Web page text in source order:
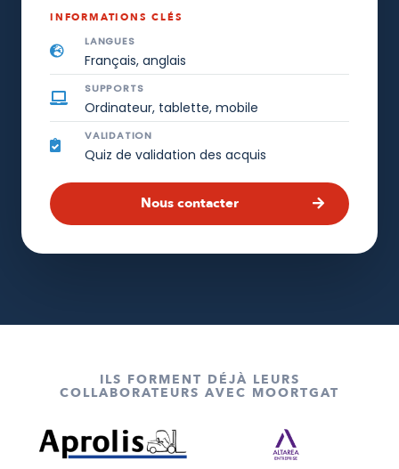
INFORMATIONS CLÉS
LANGUES
Français, anglais
SUPPORTS
Ordinateur, tablette, mobile
VALIDATION
Quiz de validation des acquis
Nous contacter
ILS FORMENT DÉJÀ LEURS
COLLABORATEURS AVEC MOORTGAT